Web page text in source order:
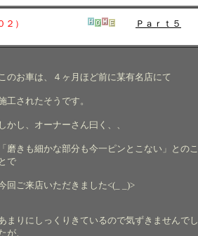
） Ｐａｒｔ５
のお車は、４ヶ月ほど前に某有名店にて
工されたそうです。
かし、オーナーさん曰く、、
磨きも細かな部分も今一ピンとこない」とのこ
で
回ご来店いただきました<(_ _)>
まりにしっくりきているので気ずきませんでし
が、